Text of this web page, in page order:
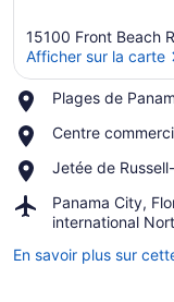
15100 Front Beach
Afficher sur la carte
Plages de
Place,
de
City
Centre
Place,
commercial
Park
Jetée de
Place,
de
Russell-
Fields
Panama City,
international
Airport,
Panama
Floride
En savoir plus sur